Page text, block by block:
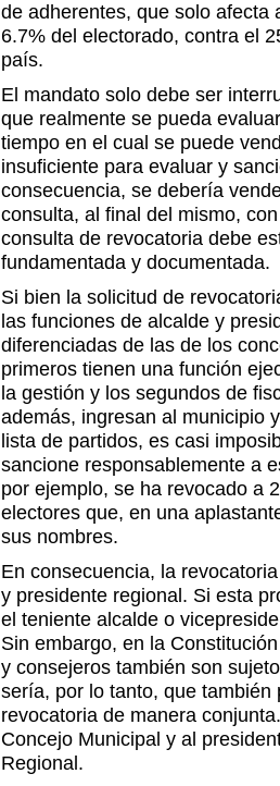
de adherentes, que solo afecta
6.7% del electorado, contra el
país.
El mandato solo debe ser
que realmente se pueda
tiempo en el cual se puede
insuficiente para evaluar y
consecuencia, se debería
consulta, al final del mismo,
consulta de revocatoria debe
fundamentada y documentada.
Si bien la solicitud de
las funciones de alcalde y
diferenciadas de las de los
primeros tienen una función
la gestión y los segundos de
además, ingresan al municipio
lista de partidos, es casi
sancione responsablemente a
por ejemplo, se ha revocado a
electores que, en una
sus nombres.
En consecuencia, la
y presidente regional. Si esta
el teniente alcalde o
Sin embargo, en la
y consejeros también son
sería, por lo tanto, que también
revocatoria de manera
Concejo Municipal y al
Regional.